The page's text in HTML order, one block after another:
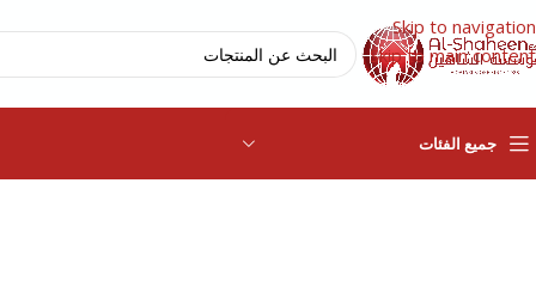
Skip to navigation
Skip to main content
جميع الفئات